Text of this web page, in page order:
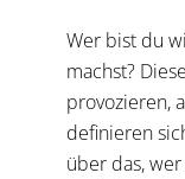
Wer bist du
machst?
provozieren,
definieren
über das,